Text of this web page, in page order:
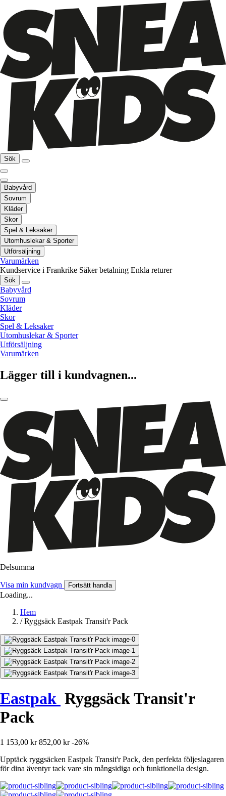
Sök
Babyvård
Sovrum
Kläder
Skor
Spel & Leksaker
Utomhuslekar & Sporter
Utförsäljning
Varumärken
Kundservice i Frankrike Säker betalning Enkla returer
Sök
Babyvård
Sovrum
Kläder
Skor
Spel & Leksaker
Utomhuslekar & Sporter
Utförsäljning
Varumärken
Lägger till i kundvagnen...
Delsumma
Visa min kundvagn Fortsätt handla
Loading...
Hem
/ Ryggsäck Eastpak Transit'r Pack
Eastpak Ryggsäck Transit'r
Pack
1 153,00 kr 852,00 kr -26%
Upptäck ryggsäcken Eastpak Transit'r Pack, den perfekta följeslagaren
för dina äventyr tack vare sin mångsidiga och funktionella design.